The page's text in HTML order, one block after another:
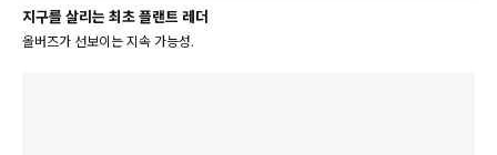
지구를 살리는 최초 플랜트 레더
올버즈가 선보이는 지속 가능성.